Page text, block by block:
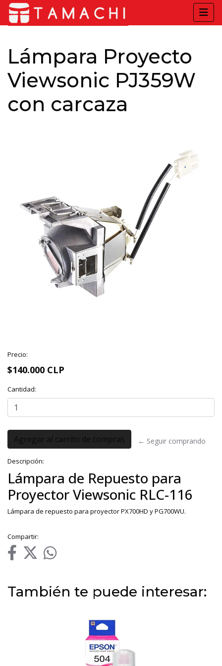
Lámpara Proyecto
Viewsonic PJ359W
con carcaza
Precio:
$140.000 CLP
Cantidad:
← Seguir comprando
Descripción:
Lámpara de Repuesto para
Proyector Viewsonic RLC-116
Lámpara de repuesto para proyector PX700HD y PG700WU.
Compartir:
También te puede interesar: